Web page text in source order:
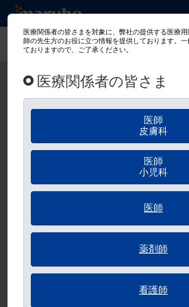
マルホ株式会社 皮
マルホ会員
ログイン
メールアドレス、パスワードのご入力を
メールアドレス
ログイン状態を保